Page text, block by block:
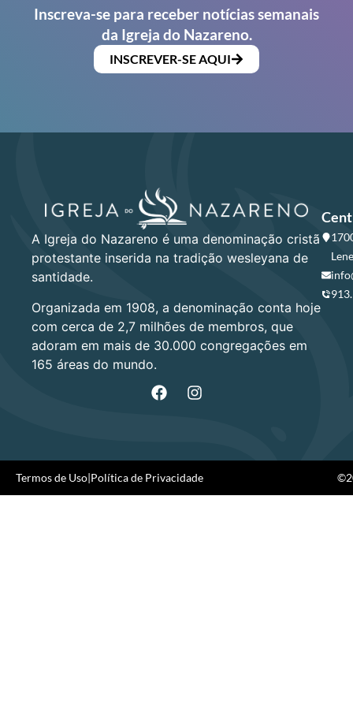
Inscreva-se para receber notícias semanais
da Igreja do Nazareno.
INSCREVER-SE AQUI
A Igreja do Nazareno é uma denominação cristã
protestante inserida na tradição wesleyana de
santidade.
Organizada em 1908, a denominação conta hoje
com cerca de 2,7 milhões de membros, que
adoram em mais de 30.000 congregações em
165 áreas do mundo.
Termos de Uso|Política de Privacidade